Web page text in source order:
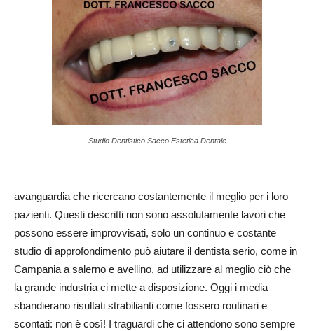
Studio Dentistico Sacco Estetica Dentale
avanguardia che ricercano costantemente il meglio per i loro
pazienti. Questi descritti non sono assolutamente lavori che
possono essere improvvisati, solo un continuo e costante
studio di approfondimento può aiutare il dentista serio, come in
Campania a salerno e avellino, ad utilizzare al meglio ciò che
la grande industria ci mette a disposizione. Oggi i media
sbandierano risultati strabilianti come fossero routinari e
scontati: non è così! I traguardi che ci attendono sono sempre